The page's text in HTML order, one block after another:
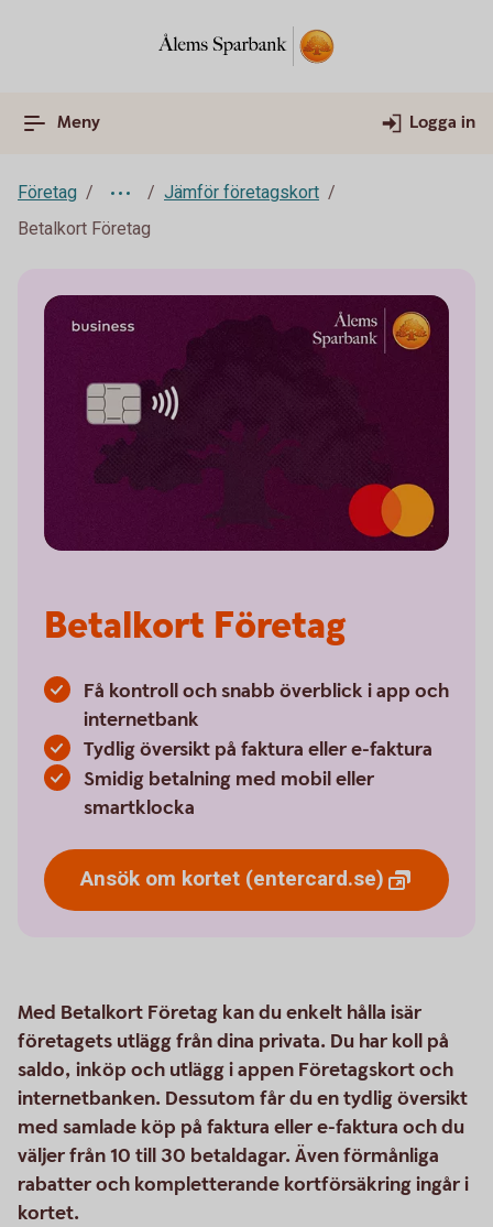
Meny Logga in
Företag
Jämför företagskort
Betalkort Företag
Betalkort Företag
Få kontroll och snabb överblick i app och
internetbank
Tydlig översikt på faktura eller e-faktura
Smidig betalning med mobil eller
smartklocka
Ansök om kortet (entercard.se)
Med Betalkort Företag kan du enkelt hålla isär
företagets utlägg från dina privata. Du har koll på
saldo, inköp och utlägg i appen Företagskort och
internetbanken. Dessutom får du en tydlig översikt
med samlade köp på faktura eller e-faktura och du
väljer från 10 till 30 betaldagar. Även förmånliga
rabatter och kompletterande kortförsäkring ingår i
kortet.